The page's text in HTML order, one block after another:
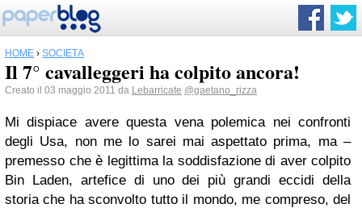
HOME › SOCIETÀ
Il 7° cavalleggeri ha colpito ancora!
Creato il 03 maggio 2011 da Lebarricate @gaetano_rizza
Mi dispiace avere questa vena polemica nei confronti
degli Usa, non me lo sarei mai aspettato prima, ma –
premesso che è legittima la soddisfazione di aver colpito
Bin Laden, artefice di uno dei più grandi eccidi della
storia che ha sconvolto tutto il mondo, me compreso, del